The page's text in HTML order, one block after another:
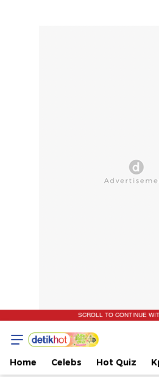
SCROLL TO CONTINUE
Home Celebs Hot Quiz